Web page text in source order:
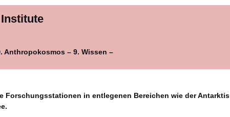
Anthropokosmos – 9. Wissen –
in entlegenen Bereichen wie der Antarktis